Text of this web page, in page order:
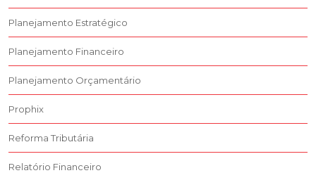
Planejamento Estratégico
Planejamento Financeiro
Planejamento Orçamentário
Prophix
Reforma Tributária
Relatório Financeiro